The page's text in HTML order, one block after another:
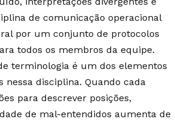
de comunicação operacional
por um conjunto de protocolos
todos os membros da equipe.
terminologia é um dos elementos
disciplina. Quando cada
para descrever posições,
de mal-entendidos aumenta de